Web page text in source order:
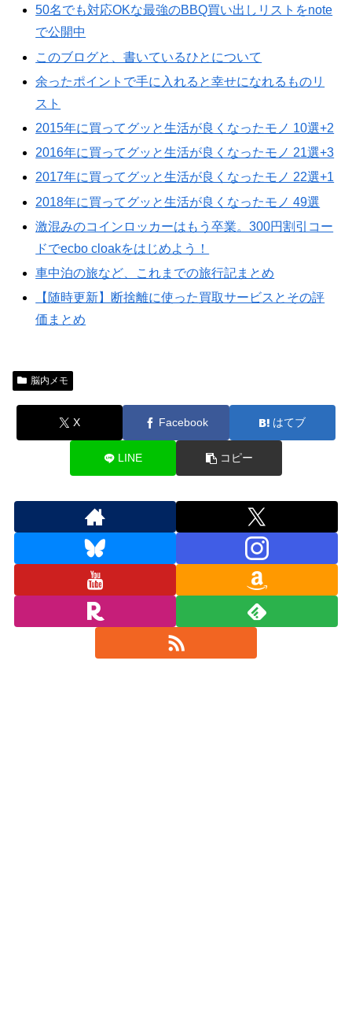
50名でも対応OKな最強のBBQ買い出しリストをnote
で公開中
このブログと、書いているひとについて
余ったポイントで手に入れると幸せになれるものリ
スト
2015年に買ってグッと生活が良くなったモノ 10選+2
2016年に買ってグッと生活が良くなったモノ 21選+3
2017年に買ってグッと生活が良くなったモノ 22選+1
2018年に買ってグッと生活が良くなったモノ 49選
激混みのコインロッカーはもう卒業。300円割引コー
ドでecbo cloakをはじめよう！
車中泊の旅など、これまでの旅行記まとめ
【随時更新】断捨離に使った買取サービスとその評
価まとめ
脳内メモ
X Facebook はてブ
LINE コピー